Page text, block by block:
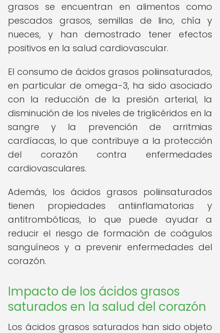
grasos se encuentran en alimentos como
pescados grasos, semillas de lino, chía y
nueces, y han demostrado tener efectos
positivos en la salud cardiovascular.
El consumo de ácidos grasos poliinsaturados,
en particular de omega-3, ha sido asociado
con la reducción de la presión arterial, la
disminución de los niveles de triglicéridos en la
sangre y la prevención de arritmias
cardíacas, lo que contribuye a la protección
del corazón contra enfermedades
cardiovasculares.
Además, los ácidos grasos poliinsaturados
tienen propiedades antiinflamatorias y
antitrombóticas, lo que puede ayudar a
reducir el riesgo de formación de coágulos
sanguíneos y a prevenir enfermedades del
corazón.
Impacto de los ácidos grasos
saturados en la salud del corazón
Los ácidos grasos saturados han sido objeto